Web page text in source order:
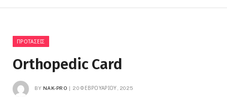
ΠΡΟΤΆΣΕΙΣ
Orthopedic Card
BY NAK-PRO 20 ΦΕΒΡΟΥΑΡΊΟΥ, 2025